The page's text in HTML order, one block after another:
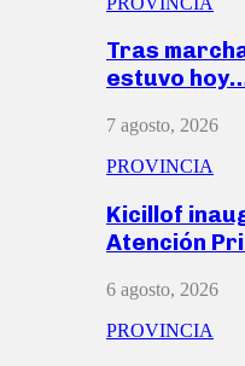
Tras
estuvo
7 agosto, 2026
PROVINCIA
Kicillof
Atención
6 agosto, 2026
PROVINCIA